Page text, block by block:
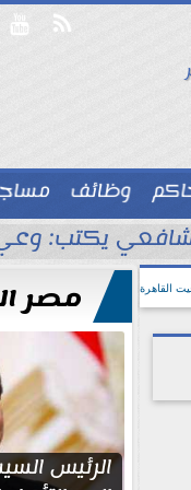
 
وظائف

يكتب: وعي
القاهرة مصر
الرئيس